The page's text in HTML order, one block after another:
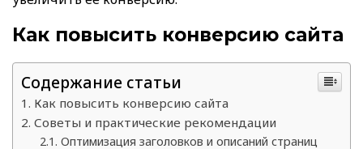
Как повысить конверсию сайта
Содержание статьи
Как повысить конверсию сайта
Советы и практические рекомендации
Оптимизация заголовков и описаний страниц